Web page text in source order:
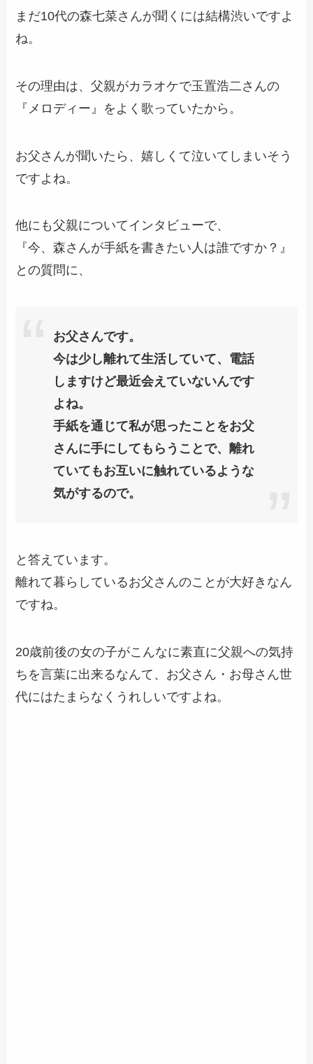
まだ10代の森七菜さんが聞くには結構渋いですよ
ね。
その理由は、父親がカラオケで玉置浩二さんの
『メロディー』をよく歌っていたから 。
お父さんが聞いたら、嬉しくて泣いてしまいそう
ですよね。
他にも父親についてインタビューで、
『今、森さんが手紙を書きたい人は誰ですか？』
との質問に、
お父さんです。
今は少し離れて生活していて、電話
しますけど最近会えていないんです
よね。
手紙を通じて私が思ったことをお父
さんに手にしてもらうことで、離れ
ていてもお互いに触れているような
気がするので。
と答えています。
離れて暮らしているお父さんのことが大好きなん
ですね。
20歳前後の女の子がこんなに素直に父親への気持
ちを言葉に出来るなんて、お父さん・お母さん世
代にはたまらなくうれしいですよね。